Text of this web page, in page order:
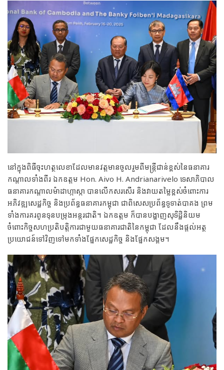
នៅក្នុងពិធីចុះហត្ថលេខាដែលមានវត្តមានចូលរួមពីមន្ត្រីជាន់ខ្ពស់នៃធនាគារ
កណ្តាលទាំងពីរ ឯកឧត្តម Hon. Aivo H. Andrianarivelo ទេសាភិបាល
ធនាគារកណ្តាលម៉ាដាហ្កាស្កា បានលើកសរសើរ និងវាយតម្លៃខ្ពស់ចំពោះការ
អភិវឌ្ឍសេដ្ឋកិច្ច និងប្រព័ន្ធធនាគារកម្ពុជា ជាពិសេសប្រព័ន្ធទូទាត់បាគង ព្រម
ទាំងការគរពូនទុនបម្រុងអន្តរជាតិ។ ឯកឧត្តម ក៏បានបង្ហាញសុទិដ្ឋិនិយម
ចំពោះកិច្ចសហប្រតិបត្តិការជាមួយធនាគារជាតិនៃកម្ពុជា ដែលនឹងផ្តល់អត្ថ
ប្រយោជន៍ទៅវិញទៅមកទាំងផ្នែកសេដ្ឋកិច្ច និងផ្នែកសង្គម។